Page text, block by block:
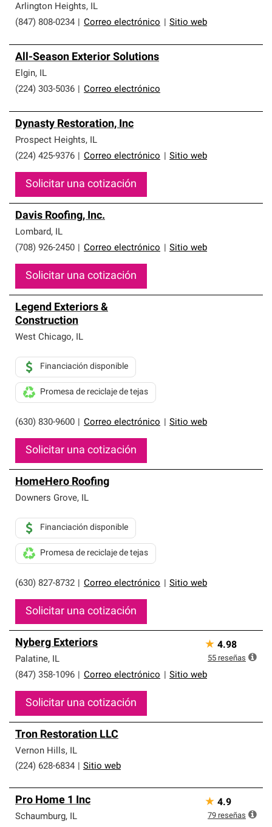
Arlington Heights, IL
(847) 808-0234
Correo electrónico Sitio web
All-Season Exterior Solutions
Elgin, IL
(224) 303-5036
Correo electrónico
Dynasty Restoration, Inc
Prospect Heights, IL
(224) 425-9376
Correo electrónico Sitio web
Solicitar una cotización
Davis Roofing, Inc.
Lombard, IL
(708) 926-2450
Correo electrónico Sitio web
Solicitar una cotización
Legend Exteriors &
Construction
West Chicago, IL
(630) 830-9600 Correo electrónico Sitio web
Financiación disponible
Promesa de reciclaje de tejas
Solicitar una cotización
HomeHero Roofing
Downers Grove, IL
(630) 827-8732 Correo electrónico Sitio web
Financiación disponible
Promesa de reciclaje de tejas
Solicitar una cotización
Nyberg Exteriors
Palatine, IL
(847) 358-1096
Correo electrónico Sitio web
Solicitar una cotización
★ 4.98
55 reseñas
Tron Restoration LLC
Vernon Hills, IL
(224) 628-6834
Sitio web
Pro Home 1 Inc
Schaumburg, IL
★ 4.9
79 reseñas